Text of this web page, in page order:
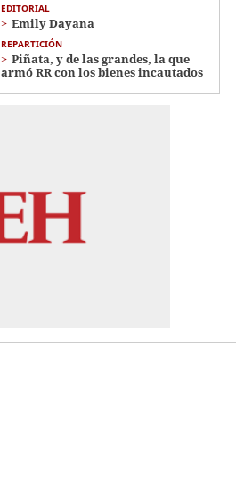
EDITORIAL
Emily Dayana
REPARTICIÓN
Piñata, y de las grandes, la que
armó RR con los bienes incautados